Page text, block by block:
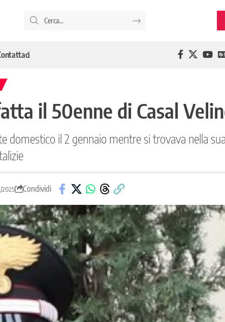
il 50enne di Casal
domestico il 2 gennaio mentre si trovava nella
2025 Condividi